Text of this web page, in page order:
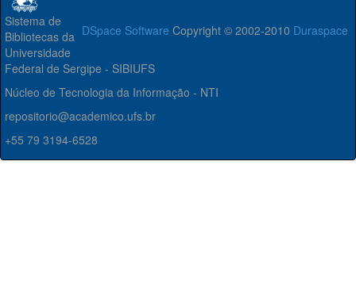
DSpace Software Copyright © 2002-2010 Duraspace
Sistema de
Bibliotecas da
Universidade
Federal de Sergipe - SIBIUFS
Núcleo de Tecnologia da Informação - NTI
repositorio@academico.ufs.br
+55 79 3194-6528